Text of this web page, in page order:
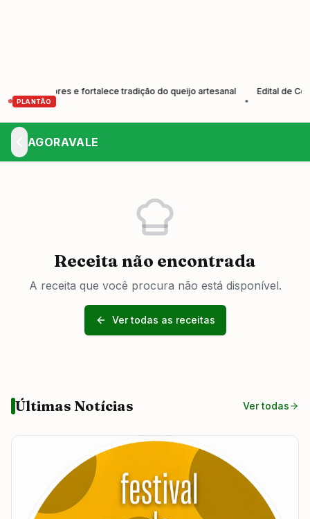
PLANTÃO
produtores e fortalece tradição do queijo artesanal
Edital de
AGORAVALE
Receita não encontrada
A receita que você procura não está disponível.
Ver todas as receitas
Últimas Notícias Ver todas